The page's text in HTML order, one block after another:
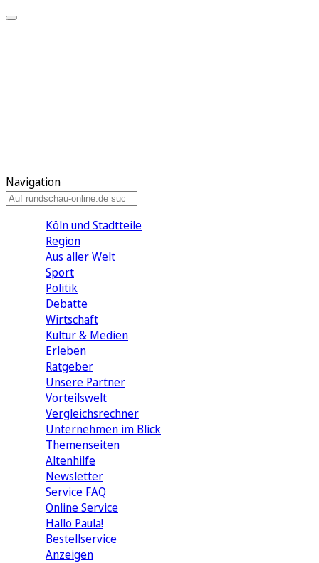
Navigation
Köln und Stadtteile
Region
Aus aller Welt
Sport
Politik
Debatte
Wirtschaft
Kultur & Medien
Erleben
Ratgeber
Unsere Partner
Vorteilswelt
Vergleichsrechner
Unternehmen im Blick
Themenseiten
Altenhilfe
Newsletter
Service FAQ
Online Service
Hallo Paula!
Bestellservice
Anzeigen